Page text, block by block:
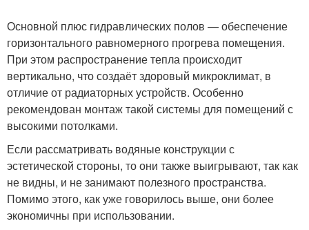
Основной плюс гидравлических полов — обеспечение
горизонтального равномерного прогрева помещения.
При этом распространение тепла происходит
вертикально, что создаёт здоровый микроклимат, в
отличие от радиаторных устройств. Особенно
рекомендован монтаж такой системы для помещений с
высокими потолками.
Если рассматривать водяные конструкции с
эстетической стороны, то они также выигрывают, так как
не видны, и не занимают полезного пространства.
Помимо этого, как уже говорилось выше, они более
экономичны при использовании.